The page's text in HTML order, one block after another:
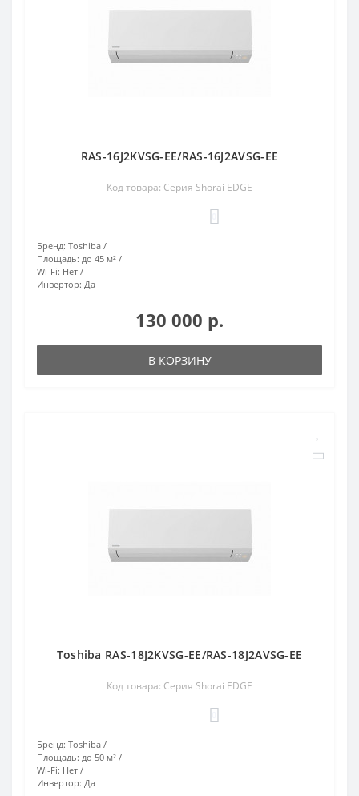
RAS-16J2KVSG-EE/RAS-16J2AVSG-EE
Код товара: Серия Shorai EDGE
Бренд: Toshiba
Площадь: до 45 м²
Wi-Fi: Нет
Инвертор: Да
130 000 р.
В КОРЗИНУ
Toshiba RAS-18J2KVSG-EE/RAS-18J2AVSG-EE
Код товара: Серия Shorai EDGE
Бренд: Toshiba
Площадь: до 50 м²
Wi-Fi: Нет
Инвертор: Да